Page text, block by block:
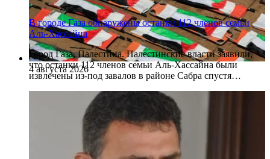
4 августа 2026
В городе Газа обнаружены останки 112 членов семьи
Аль-Хассайна
Город Газа, Палестина. Палестинские власти заявили,
что останки 112 членов семьи Аль-Хассайна были
извлечены из-под завалов в районе Сабра спустя…